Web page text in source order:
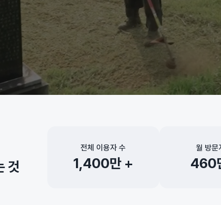
것
전체 이용자 수
1,400만 +
월 방문
460